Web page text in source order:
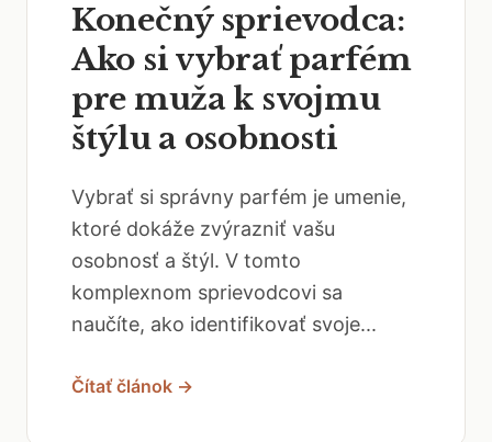
Konečný sprievodca:
Ako si vybrať parfém
pre muža k svojmu
štýlu a osobnosti
Vybrať si správny parfém je umenie,
ktoré dokáže zvýrazniť vašu
osobnosť a štýl. V tomto
komplexnom sprievodcovi sa
naučíte, ako identifikovať svoje...
Čítať článok →